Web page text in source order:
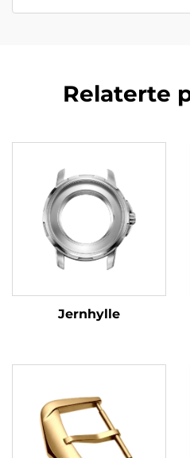
Relaterte
Jernhylle